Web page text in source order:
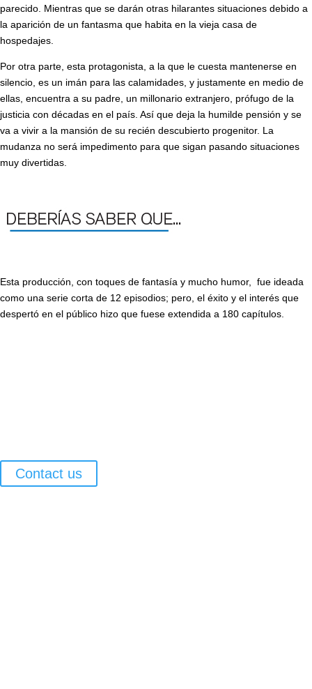
parecido. Mientras que se darán otras hilarantes situaciones debido a
la aparición de un fantasma que habita en la vieja casa de
hospedajes.
Por otra parte, esta protagonista, a la que le cuesta mantenerse en
silencio, es un imán para las calamidades, y justamente en medio de
ellas, encuentra a su padre, un millonario extranjero, prófugo de la
justicia con décadas en el país. Así que deja la humilde pensión y se
va a vivir a la mansión de su recién descubierto progenitor. La
mudanza no será impedimento para que sigan pasando situaciones
muy divertidas.
Esta producción, con toques de fantasía y mucho humor, fue ideada
como una serie corta de 12 episodios; pero, el éxito y el interés que
despertó en el público hizo que fuese extendida a 180 capítulos.
Contact us